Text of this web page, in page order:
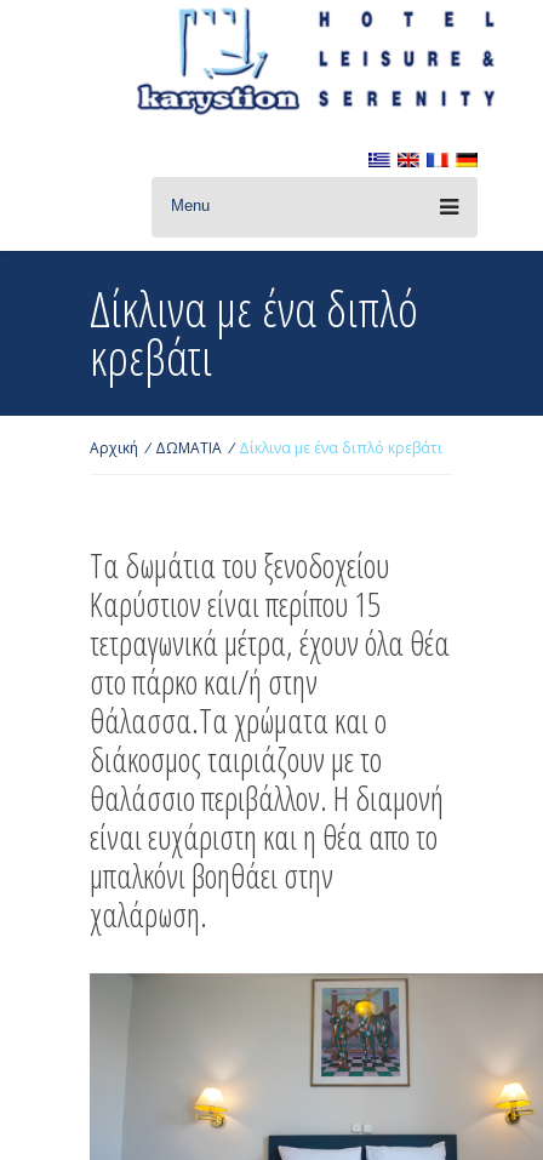
Menu
Δίκλινα με ένα διπλό
κρεβάτι
Αρχική /ΔΩΜΑΤΙΑ /Δίκλινα με ένα διπλό κρεβάτι
Τα δωμάτια του ξενοδοχείου
Καρύστιον είναι περίπου 15
τετραγωνικά μέτρα, έχουν όλα θέα
στο πάρκο και/ή στην
θάλασσα.Τα χρώματα και ο
διάκοσμος ταιριάζουν με το
θαλάσσιο περιβάλλον. Η διαμονή
είναι ευχάριστη και η θέα απο το
μπαλκόνι βοηθάει στην
χαλάρωση.